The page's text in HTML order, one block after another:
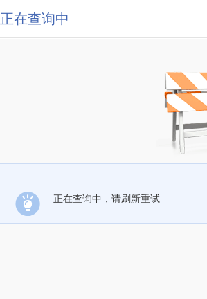
正在查询中
正在查询中，请刷新重试